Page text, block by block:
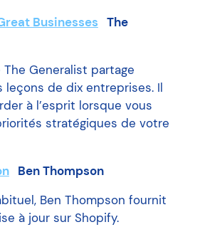
Businesses The
Generalist partage
leçons de dix entreprises. Il
à l’esprit lorsque vous
stratégiques de votre
Ben Thompson
Ben Thompson fournit
à jour sur Shopify.